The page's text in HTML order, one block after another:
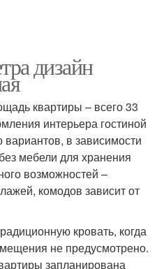
дизайн
квартиры – всего 33
интерьера гостиной
в зависимости
мебели для хранения
возможностей –
комодов зависит от
кровать, когда
не предусмотрено.
запланирована